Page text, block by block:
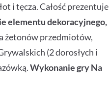
i tęcza. Całość prezentuje
elementu dekoracyjnego,
żetonów przedmiotów,
(2 dorosłych i
Wykonanie gry Na